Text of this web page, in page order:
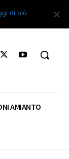
AMIANTO
di più